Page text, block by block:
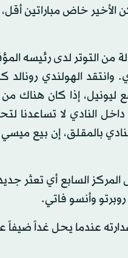
الأخير خاض مباراتين
من التوتر لدى رئيسه
الهولندي
ليونيل، إذا كان
النادي لا تساعدنا
بالمقلق، إن بيع ميسي
السابع أي تعثر
وأنسو فاتي.
عندما يحل غداً ضيفاً